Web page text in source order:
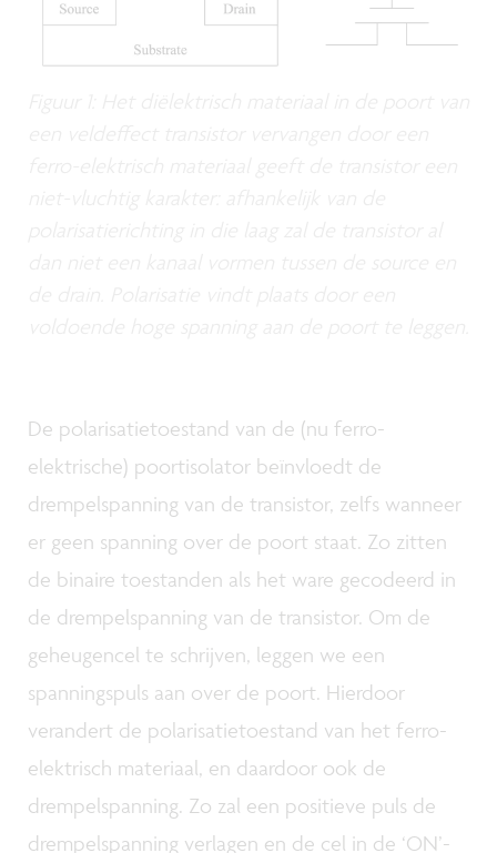
De polarisatietoestand van de (nu ferro-
elektrische) poortisolator beïnvloedt de
drempelspanning van de transistor, zelfs wanneer
er geen spanning over de poort staat. Zo zitten
de binaire toestanden als het ware gecodeerd in
de drempelspanning van de transistor. Om de
geheugencel te schrijven, leggen we een
spanningspuls aan over de poort. Hierdoor
verandert de polarisatietoestand van het ferro-
elektrisch materiaal, en daardoor ook de
drempelspanning. Zo zal een positieve puls de
drempelspanning verlagen en de cel in de ‘ON’-